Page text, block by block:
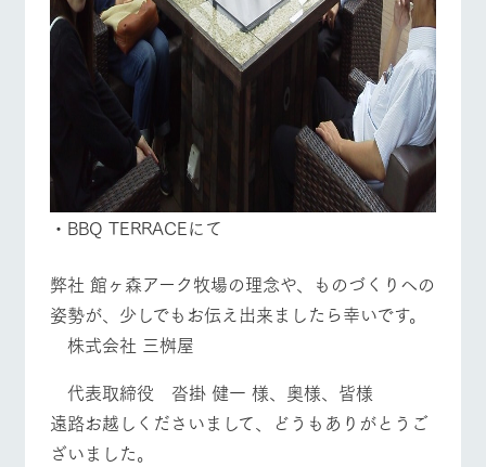
・BBQ TERRACEにて
弊社 館ヶ森アーク牧場の理念や、ものづくりへの
姿勢が、少しでもお伝え出来ましたら幸いです。
株式会社 三桝屋
代表取締役 沓掛 健一 様、奥様、皆様
遠路お越しくださいまして、どうもありがとうご
ざいました。